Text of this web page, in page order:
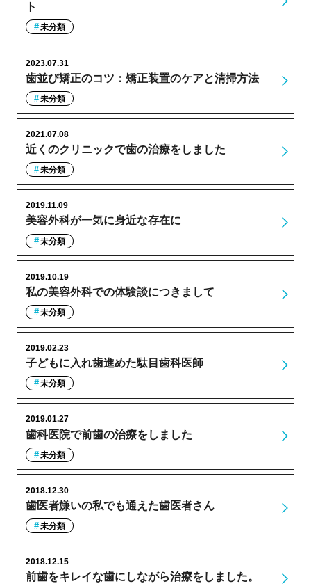
ト
未分類
歯並び矯正のコツ：矯正装置のケアと清掃方法
2023.07.31
未分類
近くのクリニックで歯の治療をしました
2021.07.08
未分類
美容外科が一気に身近な存在に
2019.11.09
未分類
私の美容外科での体験談につきまして
2019.10.19
未分類
子どもに入れ歯進めた駄目歯科医師
2019.02.23
未分類
歯科医院で前歯の治療をしました
2019.01.27
未分類
歯医者嫌いの私でも通えた歯医者さん
2018.12.30
未分類
前歯をキレイな歯にしながら治療をしました。
2018.12.15